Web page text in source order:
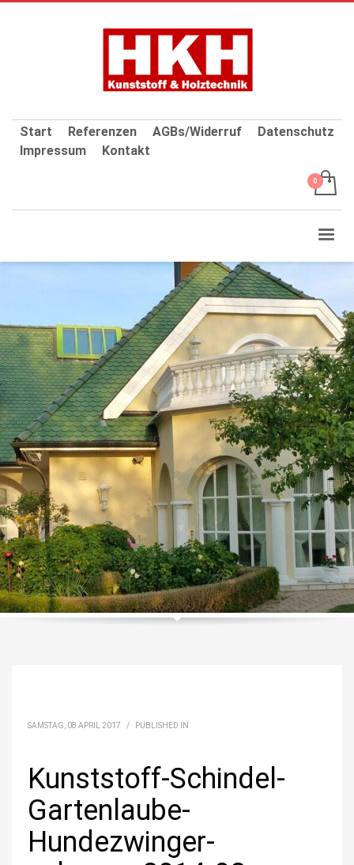
Start Referenzen AGBs/Widerruf
Datenschutz
Impressum
Kontakt
SAMSTAG, 08 APRIL 2017 / PUBLISHED IN
Kunststoff-Schindel-
Gartenlaube-
Hundezwinger-